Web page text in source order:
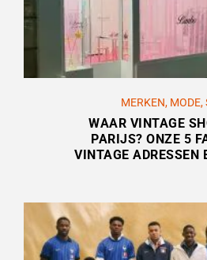
MERKEN, MODE,
WAAR VINTAGE
PARIJS? ONZE 5
VINTAGE ADRESSEN